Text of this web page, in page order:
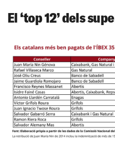
El ‘top 12’ dels